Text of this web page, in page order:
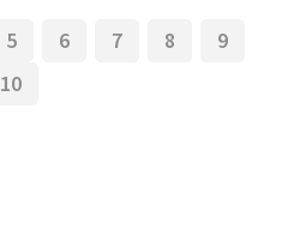
5 6 7 8
9
10